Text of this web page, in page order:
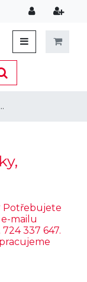
Menu desky, inf. tabulky, popisovače
Potřebujete
mailu
337 647.